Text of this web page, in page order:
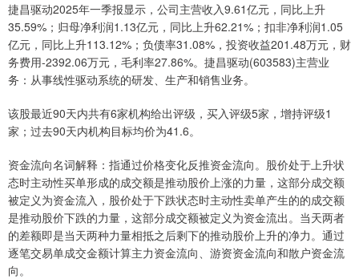
捷昌驱动2025年一季报显示，公司主营收入9.61亿元，同比上升
35.59%；归母净利润1.13亿元，同比上升62.21%；扣非净利润1.05
亿元，同比上升113.12%；负债率31.08%，投资收益201.48万元，财
务费用-2392.06万元，毛利率27.86%。捷昌驱动(603583)主营业
务：从事线性驱动系统的研发、生产和销售业务。
该股最近90天内共有6家机构给出评级，买入评级5家，增持评级1
家；过去90天内机构目标均价为41.6。
资金流向名词解释：指通过价格变化反推资金流向。股价处于上升状
态时主动性买单形成的成交额是推动股价上涨的力量，这部分成交额
被定义为资金流入，股价处于下跌状态时主动性卖单产生的的成交额
是推动股价下跌的力量，这部分成交额被定义为资金流出。当天两者
的差额即是当天两种力量相抵之后剩下的推动股价上升的净力。通过
逐笔交易单成交金额计算主力资金流向、游资资金流向和散户资金流
向。